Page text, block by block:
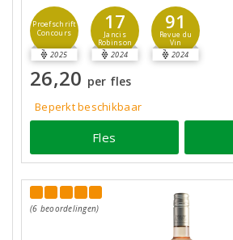
Proefschrift
Concours
2025
17
Jancis
Robinson
2024
91
Revue du
Vin
2024
26,20 per fles
Beperkt beschikbaar
Fles
(6 beoordelingen)